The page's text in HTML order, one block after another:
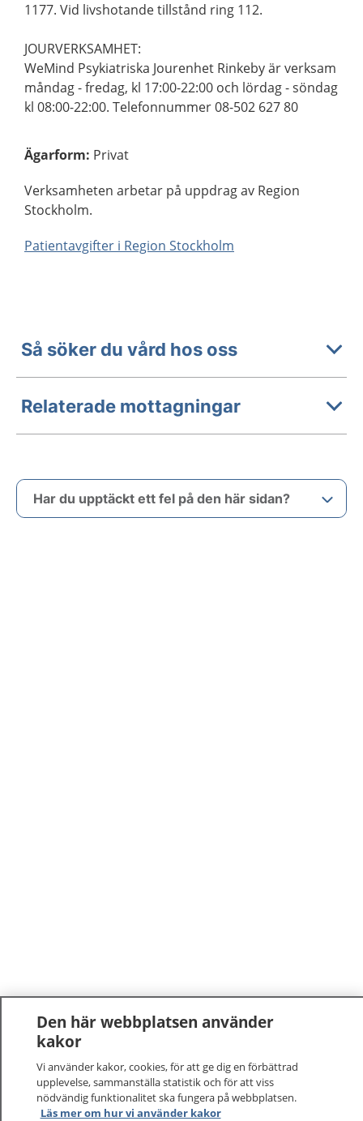
1177. Vid livshotande tillstånd ring 112.
JOURVERKSAMHET:
WeMind Psykiatriska Jourenhet Rinkeby är verksam
måndag - fredag, kl 17:00-22:00 och lördag - söndag
kl 08:00-22:00. Telefonnummer 08-502 627 80
Ägarform: Privat
Verksamheten arbetar på uppdrag av Region
Stockholm.
Patientavgifter i Region Stockholm
Så söker du vård hos oss
Relaterade mottagningar
Har du upptäckt ett fel på den här sidan?
Den här webbplatsen använder
kakor
Vi använder kakor, cookies, för att ge dig en förbättrad
upplevelse, sammanställa statistik och för att viss
nödvändig funktionalitet ska fungera på webbplatsen.
Läs mer om hur vi använder kakor